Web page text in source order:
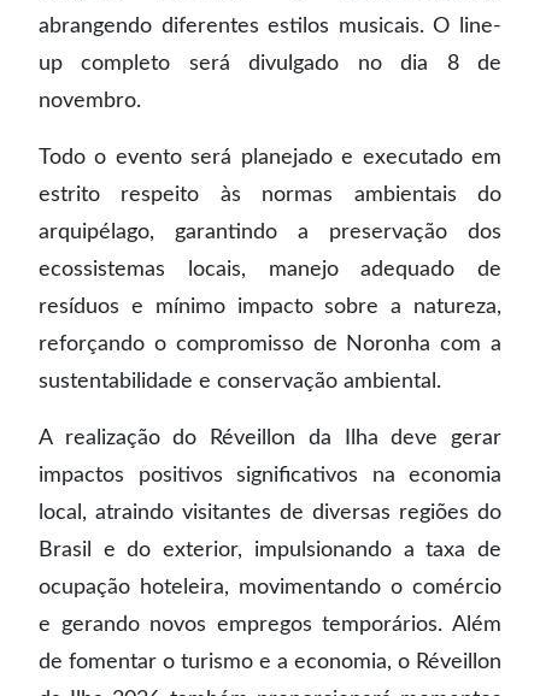
abrangendo diferentes estilos musicais. O line-
up completo será divulgado no dia 8 de
novembro.
Todo o evento será planejado e executado em
estrito respeito às normas ambientais do
arquipélago, garantindo a preservação dos
ecossistemas locais, manejo adequado de
resíduos e mínimo impacto sobre a natureza,
reforçando o compromisso de Noronha com a
sustentabilidade e conservação ambiental.
A realização do Réveillon da Ilha deve gerar
impactos positivos significativos na economia
local, atraindo visitantes de diversas regiões do
Brasil e do exterior, impulsionando a taxa de
ocupação hoteleira, movimentando o comércio
e gerando novos empregos temporários. Além
de fomentar o turismo e a economia, o Réveillon